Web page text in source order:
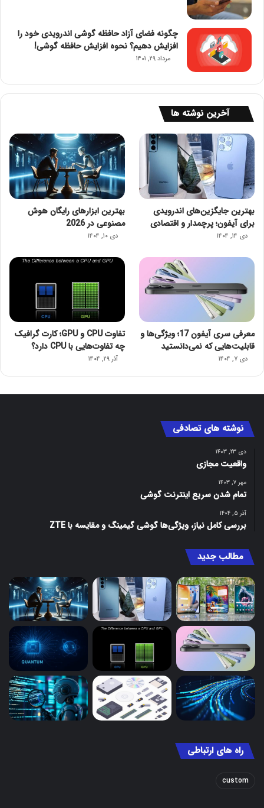
چگونه فضای آزاد حافظه گوشی اندرویدی خود را
افزایش دهیم؟ نحوه افزایش حافظه گوشی!
مرداد ۲۹, ۱۴۰۱
آخرین نوشته ها
بهترین جایگزین‌های اندرویدی
برای آیفون؛ پرچمدار و اقتصادی
دی ۱۴, ۱۴۰۴
بهترین ابزارهای رایگان هوش
مصنوعی در 2026
دی ۱۰, ۱۴۰۴
معرفی سری آیفون 17؛ ویژگی‌ها و
قابلیت‌هایی که نمی‌دانستید
دی ۷, ۱۴۰۴
تفاوت CPU و GPU؛ کارت گرافیک
چه تفاوت‌هایی با CPU دارد؟
آذر ۲۹, ۱۴۰۴
نوشته های تصادفی
دی ۲۳, ۱۴۰۳
واقعیت مجازی
مهر ۷, ۱۴۰۳
تمام شدن سریع اینترنت گوشی
آذر ۵, ۱۴۰۴
بررسی کامل نیاز، ویژگی‌ها گوشی گیمینگ و مقایسه با ZTE
مطالب جدید
راه های ارتباطی
custom